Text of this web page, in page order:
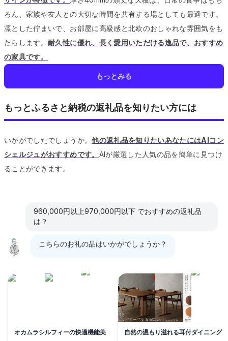
ろん、家族や友人との大切な時間を共有する場としても最適です。
凛とした佇まいで、お部屋に高級感と北欧のおしゃれな雰囲気をも
たらします。耐久性に優れ、長く愛用いただける逸品で、おすすめ
の家具です。
もっとみる
もっとふるさと納税の返礼品を知りたい方には
いかがでしたでしょうか。他の返礼品を知りたいあなたにはAIコン
シェルジュがおすすめです。 AIが厳選した人気の品を簡単に見つけ
ることができます。
960,000円以上970,000円以下 でおすすめの返礼品
は？
こちらのお礼の品はいかがでしょうか？
オカムラシルフィーの快適機能美 自然の温もり溢れる耳付ダイニング